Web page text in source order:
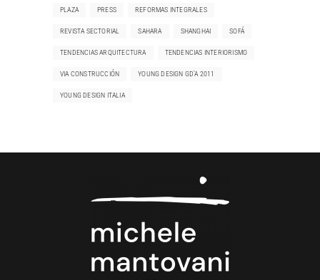
PLAZA PRESS REFORMAS INTEGRALES
REVISTA SECTORIAL SAHARA SHANGHAI SOFÁ
TENDENCIAS ARQUITECTURA TENDENCIAS INTERIORISMO
VIA CONSTRUCCIÓN YOUNG DESIGN GD'A 2011
YOUNG DESIGN ITALIA